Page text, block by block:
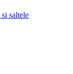
saltele